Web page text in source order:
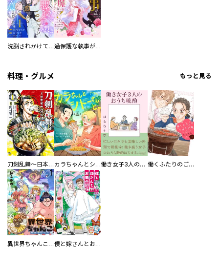
洗脳されかけていた悪役令嬢ですが家出を決意しました。【電子単行本版／特典おまけ付き】 過保護な執事が私の婚活を邪魔してきます！ 分冊版
料理・グルメ もっと見る
刀剣乱舞～日本号つれづれ酒～ カラちゃんとシトーさんと、 【分冊版】 働き女子3人のおうち晩酌 働くふたりのごほうび飯
異世界ちゃんこ～横綱目前に召喚されたんだが～ 【連載版】 僕と嫁さんとお酒の関係